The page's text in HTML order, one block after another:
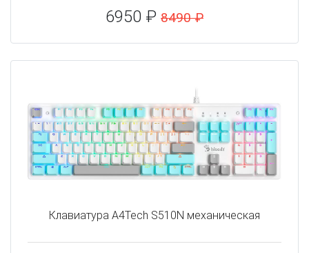
6950 ₽ 8490 ₽
Клавиатура A4Tech S510N механическая